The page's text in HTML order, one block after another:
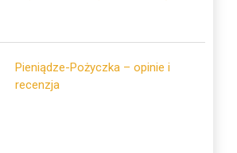
Pieniądze-Pożyczka – opinie i
recenzja